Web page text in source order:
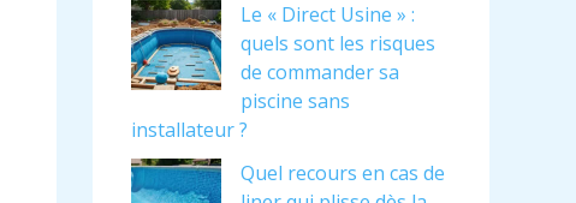
Le « Direct Usine » :
quels sont les risques
de commander sa
piscine sans
installateur ?
Quel recours en cas de